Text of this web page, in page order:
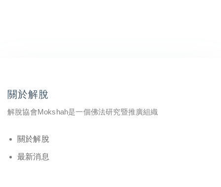
關於解脫
解脫協會Mokshah是一個佛法研究暨推廣組織
關於解脫
最新消息